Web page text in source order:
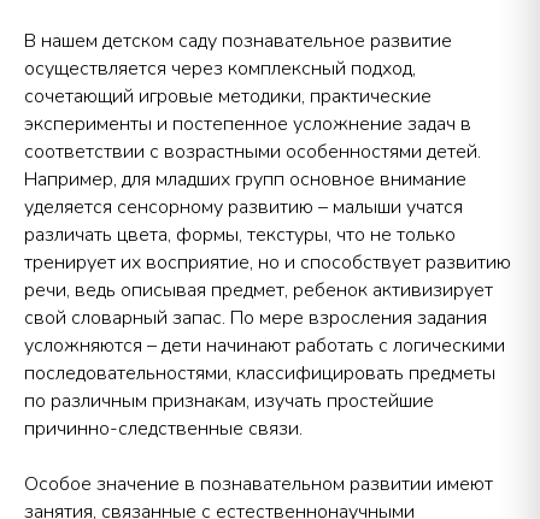
В нашем детском саду познавательное развитие
осуществляется через комплексный подход,
сочетающий игровые методики, практические
эксперименты и постепенное усложнение задач в
соответствии с возрастными особенностями детей.
Например, для младших групп основное внимание
уделяется сенсорному развитию – малыши учатся
различать цвета, формы, текстуры, что не только
тренирует их восприятие, но и способствует развитию
речи, ведь описывая предмет, ребенок активизирует
свой словарный запас. По мере взросления задания
усложняются – дети начинают работать с логическими
последовательностями, классифицировать предметы
по различным признакам, изучать простейшие
причинно-следственные связи.
Особое значение в познавательном развитии имеют
занятия, связанные с естественнонаучными